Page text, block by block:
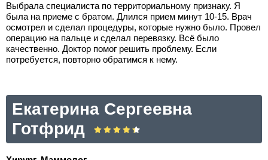
Выбрала специалиста по территориальному признаку. Я
была на приеме с братом. Длился прием минут 10-15. Врач
осмотрел и сделал процедуры, которые нужно было. Провел
операцию на пальце и сделал перевязку. Всё было
качественно. Доктор помог решить проблему. Если
потребуется, повторно обратимся к нему.
Екатерина Сергеевна
Готфрид